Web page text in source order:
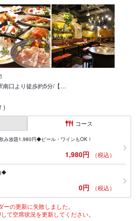
南口より徒歩約5分/【…
)
コース
み放題1,980円◆ビール・ワインもOK！
1,980円 （税込）
◆
0円 （税込）
ーの更新に失敗しました。
て空席状況を更新してください。